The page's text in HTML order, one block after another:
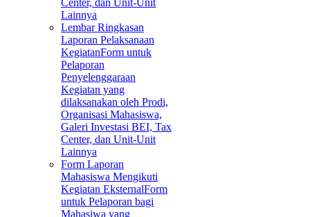
Lainnya
Lembar Ringkasan
Laporan Pelaksanaan
KegiatanForm untuk
Pelaporan
Penyelenggaraan
Kegiatan yang
dilaksanakan oleh Prodi,
Organisasi Mahasiswa,
Galeri Investasi BEI, Tax
Center, dan Unit-Unit
Lainnya
Form Laporan
Mahasiswa Mengikuti
Kegiatan EksternalForm
untuk Pelaporan bagi
Mahasiwa yang